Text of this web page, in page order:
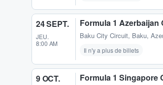
24 SEPT.
JEU.
8:00 AM
Formula 1 Azerbaijan
Baku City Circuit, Baku,
Il n'y a plus de billets
9 OCT. Formula 1 Singapore